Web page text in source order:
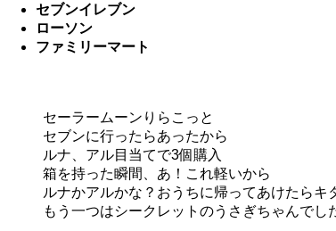
セブンイレブン
ローソン
ファミリーマート
セーラームーンりらこっと
セブンに行ったらあったから
ルナ、アル目当てで3個購入
箱を持った瞬間、あ！これ軽いから
ルナかアルかな？おうちに帰ってあけたらキ
もう一つはシークレットのうさぎちゃんでし